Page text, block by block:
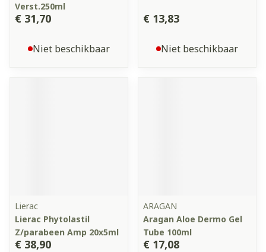
Verst.250ml
€ 31,70
Niet beschikbaar
€ 13,83
Niet beschikbaar
Lierac
Lierac Phytolastil
Z/parabeen Amp 20x5ml
€ 38,90
ARAGAN
Aragan Aloe Dermo Gel
Tube 100ml
€ 17,08